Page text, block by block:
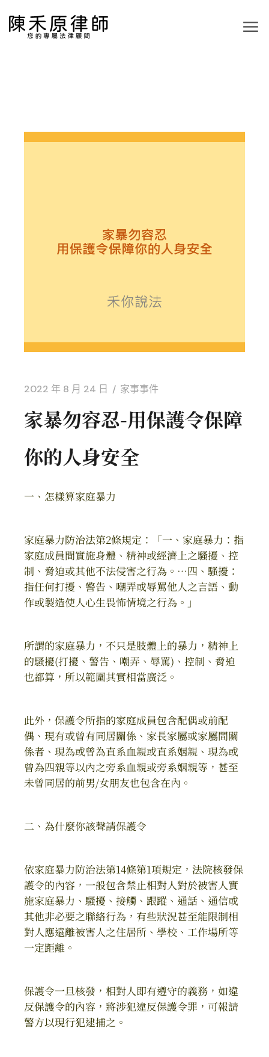
2022 年 8 月 24 日 家事事件
家暴勿容忍-用保護令保障
你的人身安全
一、怎樣算家庭暴力
家庭暴力防治法第2條規定：「一、家庭暴力：指
家庭成員間實施身體、精神或經濟上之騷擾、控
制、脅迫或其他不法侵害之行為。…四、騷擾：
指任何打擾、警告、嘲弄或辱罵他人之言語、動
作或製造使人心生畏怖情境之行為。」
所謂的家庭暴力，不只是肢體上的暴力，精神上
的騷擾(打擾、警告、嘲弄、辱罵)、控制、脅迫
也都算，所以範圍其實相當廣泛。
此外，保護令所指的家庭成員包含配偶或前配
偶、現有或曾有同居關係、家長家屬或家屬間關
係者、現為或曾為直系血親或直系姻親、現為或
曾為四親等以內之旁系血親或旁系姻親等，甚至
未曾同居的前男/女朋友也包含在內。
二、為什麼你該聲請保護令
依家庭暴力防治法第14條第1項規定，法院核發保
護令的內容，一般包含禁止相對人對於被害人實
施家庭暴力、騷擾、接觸、跟蹤、通話、通信或
其他非必要之聯絡行為，有些狀況甚至能限制相
對人應遠離被害人之住居所、學校、工作場所等
一定距離。
保護令一旦核發，相對人即有遵守的義務，如違
反保護令的內容，將涉犯違反保護令罪，可報請
警方以現行犯逮捕之。